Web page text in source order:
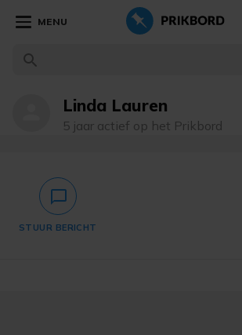
MENU
Linda Lauren
5 jaar actief op het Prikbord
chat_bubble_outlined
STUUR BERICHT